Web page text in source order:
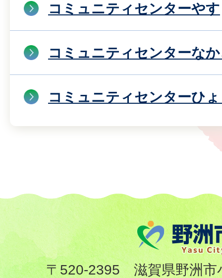
コミュニティセンターやす
コミュニティセンターな
コミュニティセンターひ
〒520-2395 滋賀県野洲市